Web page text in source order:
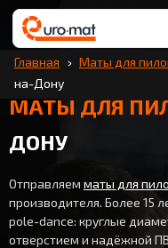
Главная Маты для
на-Дону
МАТЫ ДЛЯ
ДОНУ
Отправляем маты для
производителя. Более 15
pole-dance: круглые
отверстием и надёжной